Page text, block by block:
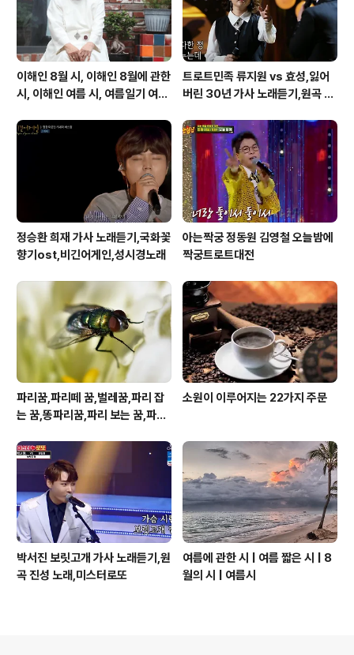
눈을 ..
이해인 8월 시, 이해인 8월에 관한
시, 이해인 여름 시, 여름일기 여름
트로트민족 류지원 vs 효성,잃어
버린 30년 가사 노래듣기,원곡 설
정승환 희재 가사 노래듣기,국화꽃
향기ost,비긴어게인,성시경노래
아는짝궁 정동원 김영철 오늘밤에
짝궁트로트대전
파리꿈,파리떼 꿈,벌레꿈,파리 잡
는 꿈,똥파리꿈,파리 보는 꿈,파리
소원이 이루어지는 22가지 주문
박서진 보릿고개 가사 노래듣기,원
곡 진성 노래,미스터로또
여름에 관한 시 | 여름 짧은 시 | 8
월의 시 | 여름시